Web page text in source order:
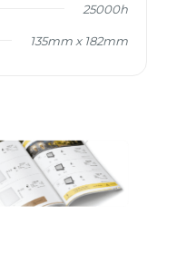
25000h
135mm x 182mm